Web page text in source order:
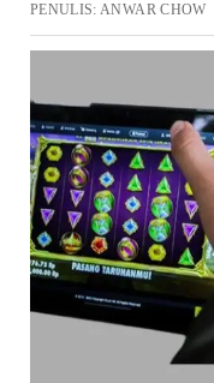
PENULIS: ANWAR